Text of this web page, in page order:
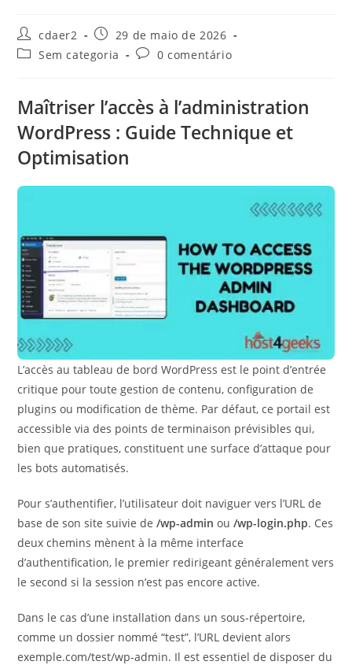
Autor
do
post:
cdaer2
Post
publicado:
29 de maio de 2026
Categoria
Sem categoria
Comentários
0 comentário
Maîtriser l’accès à l’administration
WordPress : Guide Technique et
Optimisation
L’accès au tableau de bord WordPress est le point d’entrée
critique pour toute gestion de contenu, configuration de
plugins ou modification de thème. Par défaut, ce portail est
accessible via des points de terminaison prévisibles qui,
bien que pratiques, constituent une surface d’attaque pour
les bots automatisés.
Pour s’authentifier, l’utilisateur doit naviguer vers l’URL de
base de son site suivie de/wp-admin ou/wp-login.php. Ces
deux chemins mènent à la même interface
d’authentification, le premier redirigeant généralement vers
le second si la session n’est pas encore active.
Dans le cas d’une installation dans un sous-répertoire,
comme un dossier nommé “test”, l’URL devient alors
exemple.com/test/wp-admin. Il est essentiel de disposer du